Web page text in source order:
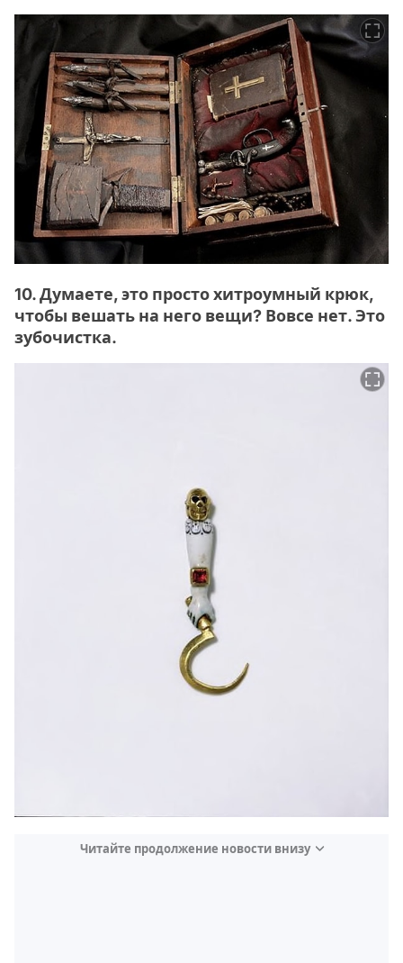
10. Думаете, это просто хитроумный крюк,
чтобы вешать на него вещи? Вовсе нет. Это
зубочистка.
Читайте продолжение новости внизу